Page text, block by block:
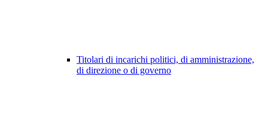
Titolari di incarichi politici, di amministrazione,
di direzione o di governo